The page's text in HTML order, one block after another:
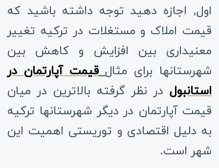
اول, اجازه دهید توجه داشته باشید که
قیمت املاک و مستغلات در ترکیه تغییر
معنیداری بین افزایش و کاهش بین
شهرستانها برای مثال قیمت آپارتمان در
استانبول در نظر گرفته بالاترین در میان
قیمت آپارتمان در دیگر شهرستانها ترکیه
به دلیل اقتصادی و توریستی اهمیت این
شهر است.